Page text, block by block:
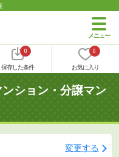
0
保存した条件
0
お気に入り
ション・分譲マン
変更する